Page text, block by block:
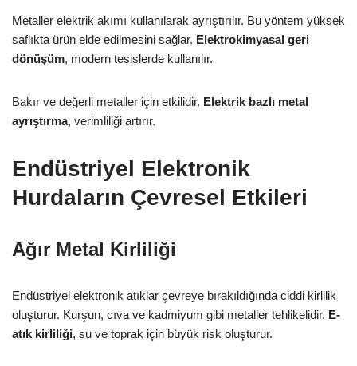
Metaller elektrik akımı kullanılarak ayrıştırılır. Bu yöntem yüksek
saflıkta ürün elde edilmesini sağlar. Elektrokimyasal geri
dönüşüm, modern tesislerde kullanılır.
Bakır ve değerli metaller için etkilidir. Elektrik bazlı metal
ayrıştırma, verimliliği artırır.
Endüstriyel Elektronik
Hurdaların Çevresel Etkileri
Ağır Metal Kirliliği
Endüstriyel elektronik atıklar çevreye bırakıldığında ciddi kirlilik
oluşturur. Kurşun, cıva ve kadmiyum gibi metaller tehlikelidir. E-
atık kirliliği, su ve toprak için büyük risk oluşturur.